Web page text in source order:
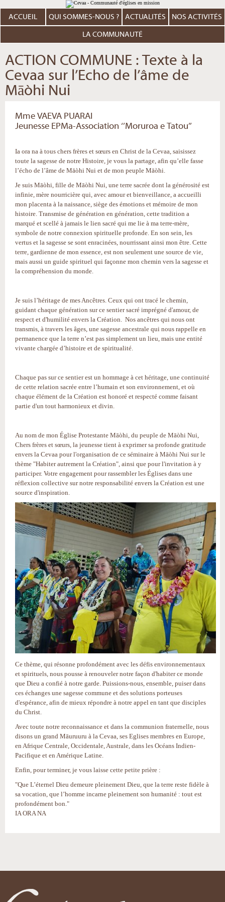
au
contenu.
Aller
personnels
ACCUEIL QUI SOMMES-NOUS ? ACTUALITÉS NOS ACTIVITÉS
LA COMMUNAUTÉ
ACTION COMMUNE : Texte à la
Cevaa sur l’Echo de l’âme de
Māòhi Nui
Mme VAEVA PUARAI
Jeunesse EPMa-Association ‘’Moruroa e Tatou’’
Ia ora na à tous chers frères et sœurs en Christ de la Cevaa, saisissez
toute la sagesse de notre Histoire, je vous la partage, afin qu’elle fasse
l’écho de l’âme de Māòhi Nui et de mon peuple Māòhi.
Je suis Māòhi, fille de Māòhi Nui, une terre sacrée dont la générosité est
infinie, mère nourricière qui, avec amour et bienveillance, a accueilli
mon placenta à la naissance, siège des émotions et mémoire de mon
histoire. Transmise de génération en génération, cette tradition a
marqué et scellé à jamais le lien sacré qui me lie à ma terre-mère,
symbole de notre connexion spirituelle profonde. En son sein, les
vertus et la sagesse se sont enracinées, nourrissant ainsi mon être. Cette
terre, gardienne de mon essence, est non seulement une source de vie,
mais aussi un guide spirituel qui façonne mon chemin vers la sagesse et
la compréhension du monde.
Je suis l’héritage de mes Ancêtres. Ceux qui ont tracé le chemin,
guidant chaque génération sur ce sentier sacré imprégné d'amour, de
respect et d'humilité envers la Création. Nos ancêtres qui nous ont
transmis, à travers les âges, une sagesse ancestrale qui nous rappelle en
permanence que la terre n’est pas simplement un lieu, mais une entité
vivante chargée d’histoire et de spiritualité.
Chaque pas sur ce sentier est un hommage à cet héritage, une continuité
de cette relation sacrée entre l’humain et son environnement, et où
chaque élément de la Création est honoré et respecté comme faisant
partie d'un tout harmonieux et divin.
Au nom de mon Église Protestante Māòhi, du peuple de Māòhi Nui,
Chers frères et sœurs, la jeunesse tient à exprimer sa profonde gratitude
envers la Cevaa pour l'organisation de ce séminaire à Māòhi Nui sur le
thème "Habiter autrement la Création", ainsi que pour l'invitation à y
participer. Votre engagement pour rassembler les Églises dans une
réflexion collective sur notre responsabilité envers la Création est une
source d'inspiration.
Ce thème, qui résonne profondément avec les défis environnementaux
et spirituels, nous pousse à renouveler notre façon d'habiter ce monde
que Dieu a confié à notre garde. Puissions-nous, ensemble, puiser dans
ces échanges une sagesse commune et des solutions porteuses
d'espérance, afin de mieux répondre à notre appel en tant que disciples
du Christ.
Avec toute notre reconnaissance et dans la communion fraternelle, nous
disons un grand Māuruuru à la Cevaa, ses Eglises membres en Europe,
en Afrique Centrale, Occidentale, Australe, dans les Océans Indien-
Pacifique et en Amérique Latine.
Enfin, pour terminer, je vous laisse cette petite prière :
"Que L’éternel Dieu demeure pleinement Dieu, que la terre reste fidèle à
sa vocation, que l’homme incarne pleinement son humanité : tout est
profondément bon."
IA ORA NA
document